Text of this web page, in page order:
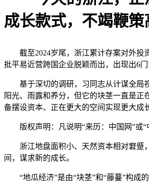
成长款式，不竭鞭策
截至2024岁尾，浙江累计存案对外投资
批平易近营跨国企业脱颖而出，出现出6门
基于深切的调研，习同志从计谋全局视
阳光、雨露和养分，但它的块茎一直是
备摆设资本、正在更大的空间实现更大成
版权声明：凡说明“来历：中国网”或“
浙江地盘面积小、天然资本相对窘蹙，
间，谋求新的成长。
“地瓜经济”是由“块茎”和“藤蔓”构成的